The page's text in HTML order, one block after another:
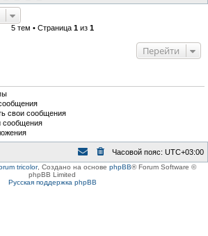
5 тем • Страница 1из 1
Перейти
свои сообщения
сообщения
Часовой пояс: UTC+03:00
tricolor, Создано на основе phpBB® Forum Software ©
phpBB Limited
Русская поддержка phpBB